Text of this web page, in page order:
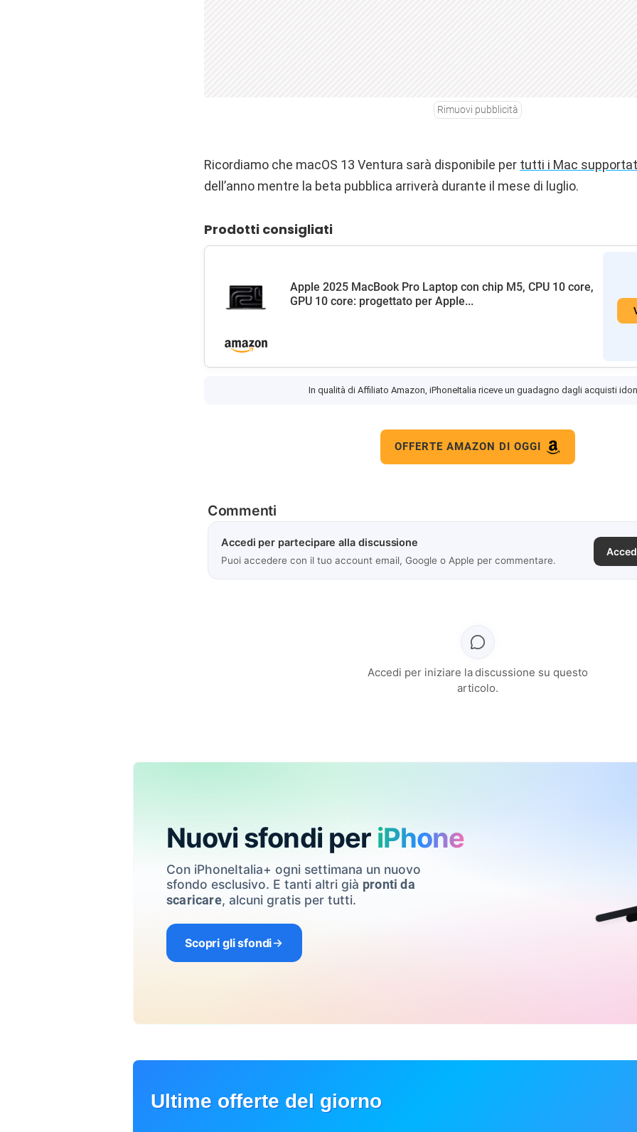
Rimuovi pubblicità
Ricordiamo che macOS 13 Ventura sarà disponibile per tutti i Mac
dell’anno mentre la beta pubblica arriverà durante il mese di luglio.
Prodotti consigliati
Apple 2025 MacBook Pro Laptop con chip M5, CPU 10 core,
GPU 10 core: progettato per Apple...
In qualità di Affiliato Amazon, iPhoneItalia riceve un guadagno dagli acquisti
OFFERTE AMAZON DI OGGI
Commenti
Accedi per partecipare alla discussione
Puoi accedere con il tuo account email, Google o Apple per commentare.
Accedi per iniziare la discussione su questo
articolo.
Nuovi sfondi per iPhone
Con iPhoneItalia+ ogni settimana un nuovo
sfondo esclusivo. E tanti altri già pronti da
scaricare, alcuni gratis per tutti.
Scopri gli sfondi
Ultime offerte del giorno